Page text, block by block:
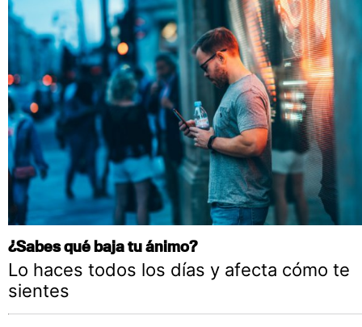
¿Sabes qué baja tu ánimo?
Lo haces todos los días y afecta cómo te
sientes